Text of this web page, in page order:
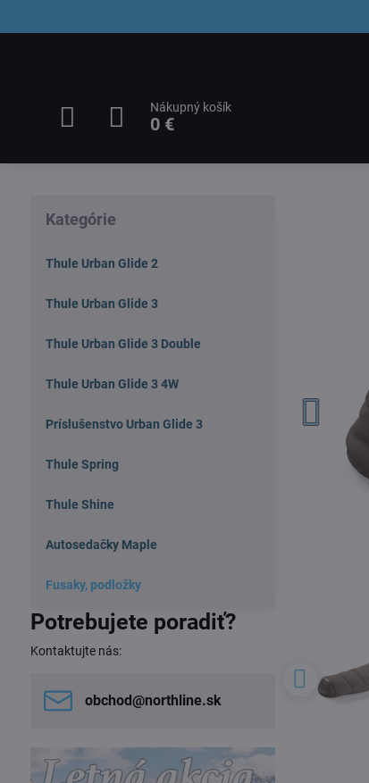
Nákupný košík
0 €
Kategórie
Thule Urban Glide 2
Thule Urban Glide 3
Thule Urban Glide 3 Double
Thule Urban Glide 3 4W
Príslušenstvo Urban Glide 3
Thule Spring
Thule Shine
Autosedačky Maple
Fusaky, podložky
Potrebujete poradiť?
Kontaktujte nás:
obchod​@northline​.sk